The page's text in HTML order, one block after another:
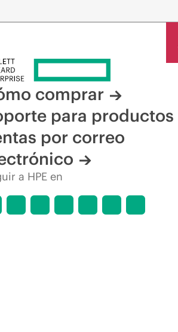
comprar
para productos
por correo
a HPE en